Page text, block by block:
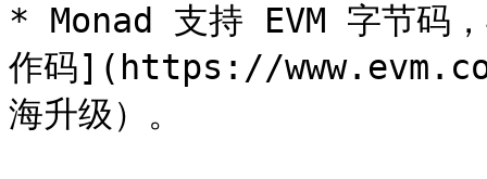
* Monad 支持 EVM 字节码
作码](https://
海升级）。